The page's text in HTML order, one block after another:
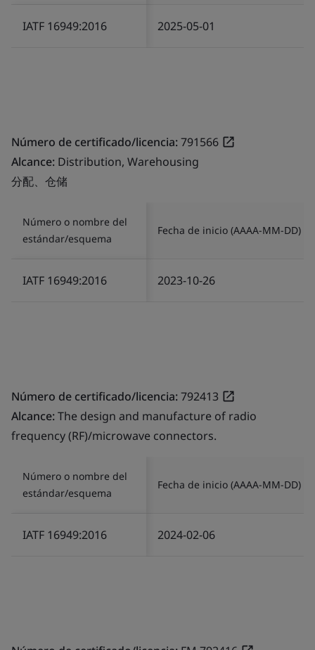
IATF 16949:2016 2025-05-01
Número de certificado/licencia:791566
Alcance: Distribution, Warehousing
分配、仓储
Número o nombre del
estándar/esquema
Fecha de inicio (AAAA-MM-DD)
IATF 16949:2016 2023-10-26
Número de certificado/licencia:792413
Alcance:The design and manufacture of radio
frequency (RF)/microwave connectors.
Número o nombre del
estándar/esquema
Fecha de inicio (AAAA-MM-DD)
IATF 16949:2016 2024-02-06